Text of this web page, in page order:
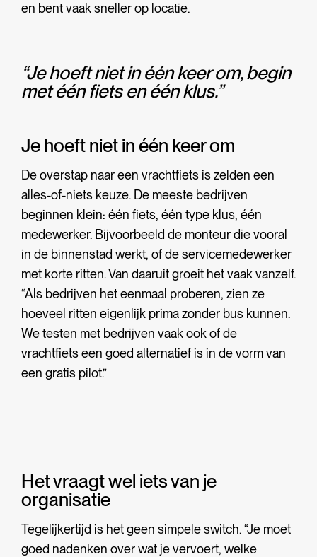
en bent vaak sneller op locatie.
“Je hoeft niet in één keer om, begin
met één fiets en één klus.”
Je hoeft niet in één keer om
De overstap naar een vrachtfiets is zelden een
alles-of-niets keuze. De meeste bedrijven
beginnen klein: één fiets, één type klus, één
medewerker. Bijvoorbeeld de monteur die vooral
in de binnenstad werkt, of de servicemedewerker
met korte ritten. Van daaruit groeit het vaak vanzelf.
“Als bedrijven het eenmaal proberen, zien ze
hoeveel ritten eigenlijk prima zonder bus kunnen.
We testen met bedrijven vaak ook of de
vrachtfiets een goed alternatief is in de vorm van
een gratis pilot.”
Het vraagt wel iets van je
organisatie
Tegelijkertijd is het geen simpele switch. “Je moet
goed nadenken over wat je vervoert, welke